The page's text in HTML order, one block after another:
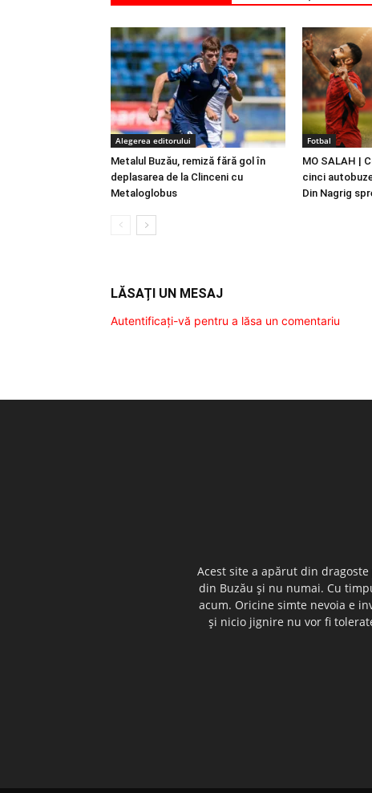
Alegerea editorului
Metalul Buzău, remiză fără gol în
deplasarea de la Clinceni cu
Metaloglobus
Fotbal
MO SALAH |
cinci
Din Nagrig
LĂSAȚI UN MESAJ
Autentificați-vă pentru a lăsa un comentariu
Acest site a apărut din
din Buzău şi nu numai. Cu
acum. Oricine simte nevoia e
şi nicio jignire nu vor fi